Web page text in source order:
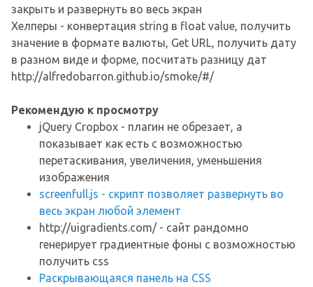
закрыть и развернуть во весь экран
Хелперы - конвертация string в float value, получить
значение в формате валюты, Get URL, получить дату
в разном виде и форме, посчитать разницу дат
http://alfredobarron.github.io/smoke/#/
Рекомендую к просмотру
jQuery Cropbox - плагин не обрезает, а
показывает как есть с возможностью
перетаскивания, увеличения, уменьшения
изображения
screenfull.js - скрипт позволяет развернуть во
весь экран любой элемент
http://uigradients.com/ - сайт рандомно
генерирует градиентные фоны с возможностью
получить css
Раскрывающаяся панель на CSS